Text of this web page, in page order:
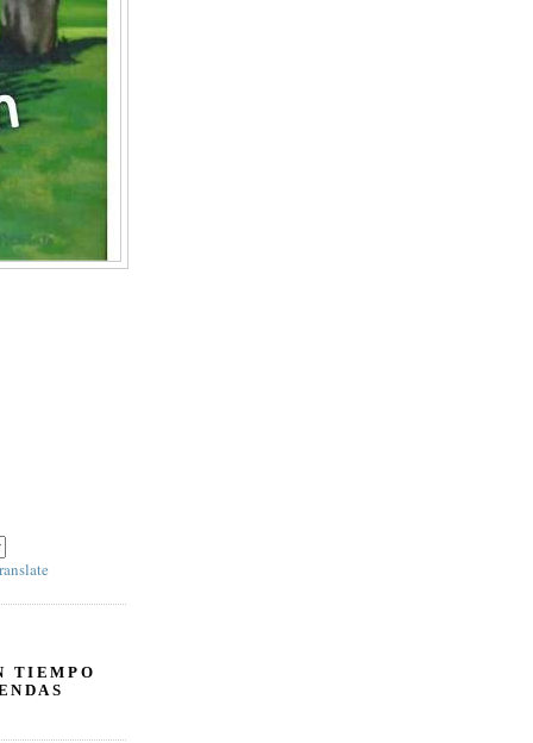
panel derecho debajo
TIEMPO